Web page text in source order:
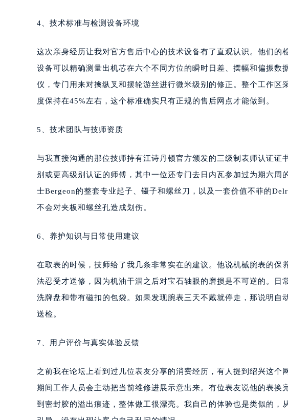
4、技术标准与检测设备环境
这次亲身经历让我对官方售后中心的技术设备有了直观认识。他们
设备可以精确测量出机芯在六个不同方位的瞬时日差、摆幅和偏振
仪，专门用来对擒纵叉和摆轮游丝进行微米级别的修正。整个工作
度保持在45%左右，这个标准确实只有正规的售后网点才能做到。
5、技术团队与技师资质
与我直接沟通的那位技师持有江诗丹顿官方颁发的三级制表师认证证
别或更高级别认证的师傅，其中一位还专门去日内瓦参加过为期六
士Bergeon的整套专业起子、镊子和螺丝刀，以及一套价值不菲的
不会对夹板和螺丝孔造成划伤。
6、养护知识与日常使用建议
在取表的时候，技师给了我几条非常实在的建议。他说机械腕表的
法忍受才送修，因为机油干涸之后对宝石轴眼的磨损是不可逆的。日
洗牌盘和带有磁扣的包袋。如果发现腕表三天不戴就停走，那说明
送检。
7、用户评价与真实体验反馈
之前我在论坛上看到过几位表友分享的消费经历，有人提到绍兴这
期间工作人员会主动把当前维修进展示意出来。有位表友说他的表换
到密封胶的溢出痕迹，整体做工很漂亮。我自己的体验也是类似的，